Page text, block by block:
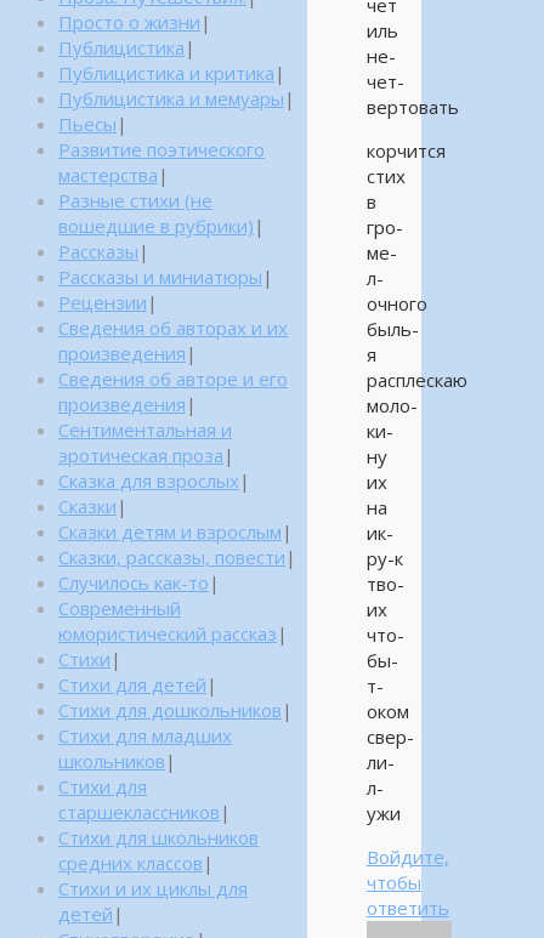
иль
не-
чет-
вертовать
корчится
стих
в
гро-
ме-
л-
очного
быль-
я
расплескаю
моло-
ки-
ну
их
на
ик-
ру-к
тво-
их
что-
бы-
т-
оком
свер-
ли-
л-
ужи
Войдите,
чтобы
ответить
Просто о жизни |
Публицистика |
Публицистика и критика |
Публицистика и мемуары |
Пьесы |
Развитие поэтического
мастерства |
Разные стихи (не
вошедшие в рубрики) |
Рассказы |
Рассказы и миниатюры |
Рецензии |
Сведения об авторах и их
произведения |
Сведения об авторе и его
произведения |
Сентиментальная и
эротическая проза |
Сказка для взрослых |
Сказки |
Сказки детям и взрослым |
Сказки, рассказы, повести |
Случилось как-то |
Современный
юмористический рассказ |
Стихи |
Стихи для детей |
Стихи для дошкольников |
Стихи для младших
школьников |
Стихи для
старшеклассников |
Стихи для школьников
средних классов |
Стихи и их циклы для
детей |